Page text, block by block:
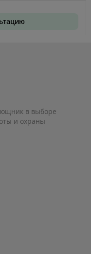
в выборе
и охраны